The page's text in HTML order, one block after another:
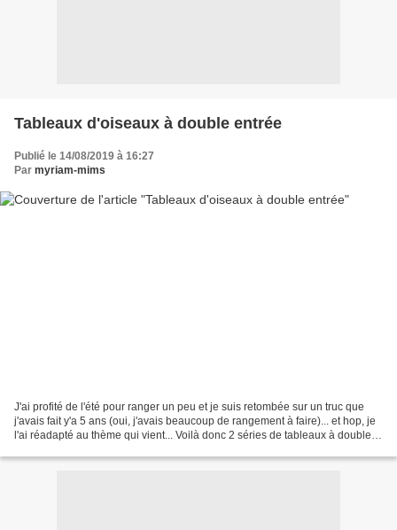
Tableaux d'oiseaux à double entrée
Publié le 14/08/2019 à 16:27
Par myriam-mims
J'ai profité de l'été pour ranger un peu et je suis retombée sur un truc que
j'avais fait y'a 5 ans (oui, j'avais beaucoup de rangement à faire)... et hop, je
l'ai réadapté au thème qui vient... Voilà donc 2 séries de tableaux à double